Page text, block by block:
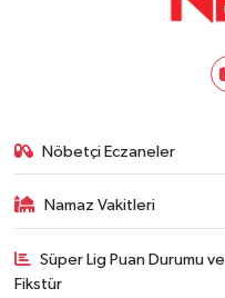
Nöbetçi Eczaneler
Namaz Vakitleri
Süper Lig Puan Durumu ve
Fikstür